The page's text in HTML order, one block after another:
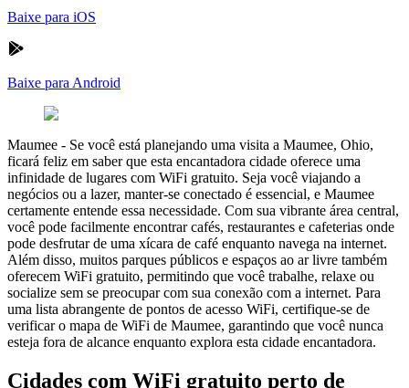
Baixe para iOS
Baixe para Android
Maumee - Se você está planejando uma visita a Maumee, Ohio,
ficará feliz em saber que esta encantadora cidade oferece uma
infinidade de lugares com WiFi gratuito. Seja você viajando a
negócios ou a lazer, manter-se conectado é essencial, e Maumee
certamente entende essa necessidade. Com sua vibrante área central,
você pode facilmente encontrar cafés, restaurantes e cafeterias onde
pode desfrutar de uma xícara de café enquanto navega na internet.
Além disso, muitos parques públicos e espaços ao ar livre também
oferecem WiFi gratuito, permitindo que você trabalhe, relaxe ou
socialize sem se preocupar com sua conexão com a internet. Para
uma lista abrangente de pontos de acesso WiFi, certifique-se de
verificar o mapa de WiFi de Maumee, garantindo que você nunca
esteja fora de alcance enquanto explora esta cidade encantadora.
Cidades com WiFi gratuito perto de